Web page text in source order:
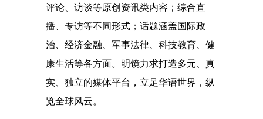
评论、访谈等原创资讯类内容；综合直
播、专访等不同形式；话题涵盖国际政
治、经济金融、军事法律、科技教育、健
康生活等各方面。明镜力求打造多元、真
实、独立的媒体平台，立足华语世界，纵
览全球风云。